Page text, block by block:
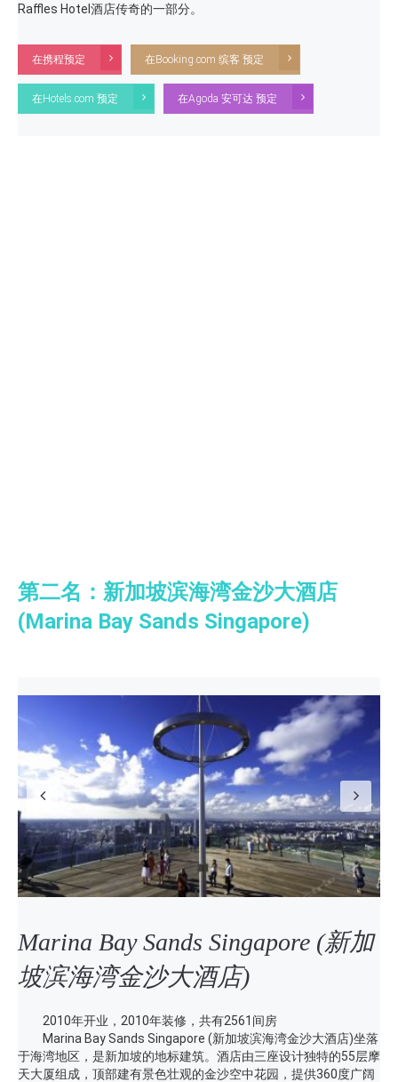
Raffles Hotel酒店传奇的一部分。
在携程预定 在Booking.com 缤客 预定
在Hotels.com 预定 在Agoda 安可达 预定
第二名：新加坡滨海湾金沙大酒店
(Marina Bay Sands Singapore)
Marina Bay Sands Singapore (新加
坡滨海湾金沙大酒店)
2010年开业，2010年装修，共有2561间房
Marina Bay Sands Singapore (新加坡滨海湾金沙大酒店)坐落
于海湾地区，是新加坡的地标建筑。酒店由三座设计独特的55层摩
天大厦组成，顶部建有景色壮观的金沙空中花园，提供360度广阔